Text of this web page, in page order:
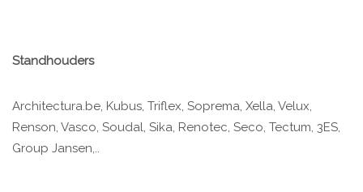
Standhouders
Architectura.be, Kubus, Triflex, Soprema, Xella, Velux,
Renson, Vasco, Soudal, Sika, Renotec, Seco, Tectum, 3ES,
Group Jansen,..